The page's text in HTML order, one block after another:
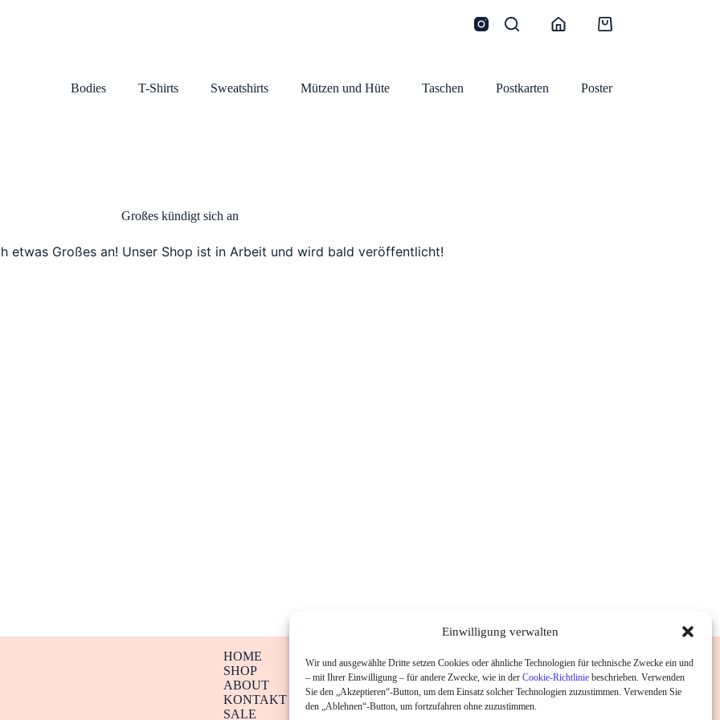
Einwilligung verwalten
Wir und ausgewählte Dritte setzen Cookies oder ähnliche Technologien für technische Zwecke ein und
– mit Ihrer Einwilligung – für andere Zwecke, wie in der Cookie-Richtlinie beschrieben. Verwenden
Sie den „Akzeptieren“-Button, um dem Einsatz solcher Technologien zuzustimmen. Verwenden Sie
den „Ablehnen“-Button, um fortzufahren ohne zuzustimmen.
Warenkorb
Bodies T-Shirts Sweatshirts Mützen und Hüte Taschen Postkarten Poster
Großes kündigt sich an
etwas Großes an! Unser Shop ist in Arbeit und wird bald veröffentlicht!
HOME
SHOP
ABOUT
KONTAKT
SALE